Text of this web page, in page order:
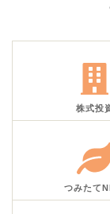
株式投
つみたて